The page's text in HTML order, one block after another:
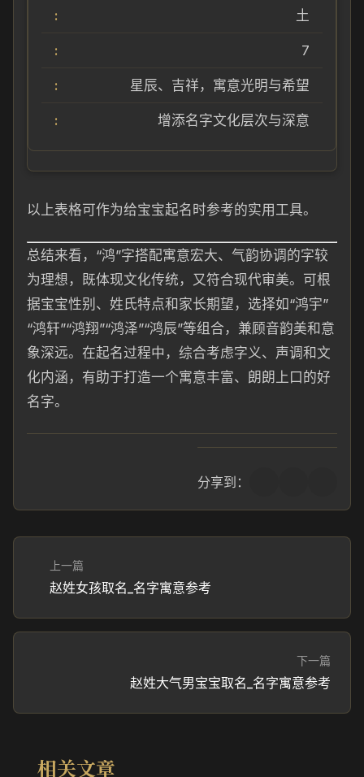
土
7
星辰、吉祥，寓意光明与希望
增添名字文化层次与深意
以上表格可作为给宝宝起名时参考的实用工具。
总结来看，“鸿”字搭配寓意宏大、气韵协调的字较
为理想，既体现文化传统，又符合现代审美。可根
据宝宝性别、姓氏特点和家长期望，选择如“鸿宇”
“鸿轩”“鸿翔”“鸿泽”“鸿辰”等组合，兼顾音韵美和意
象深远。在起名过程中，综合考虑字义、声调和文
化内涵，有助于打造一个寓意丰富、朗朗上口的好
名字。
分享到：
上一篇
赵姓女孩取名_名字寓意参考
下一篇
赵姓大气男宝宝取名_名字寓意参考
相关文章